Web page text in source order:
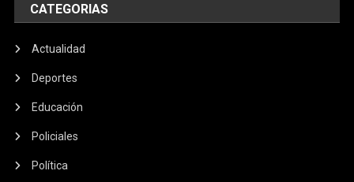
CATEGORIAS
Actualidad
Deportes
Educación
Policiales
Política